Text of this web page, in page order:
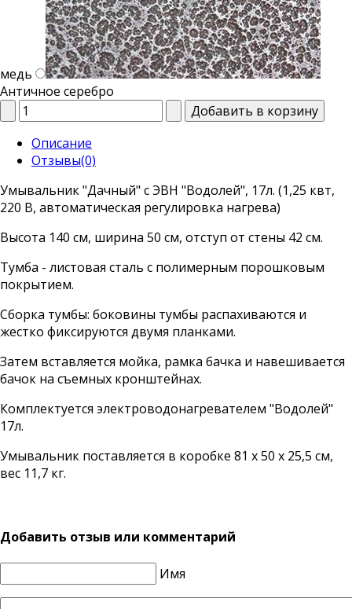
медь
Античное серебро
Описание
Отзывы(0)
Умывальник "Дачный" с ЭВН "Водолей", 17л. (1,25 квт,
220 В, автоматическая регулировка нагрева)
Высота 140 см, ширина 50 см, отступ от стены 42 см.
Тумба - листовая сталь с полимерным порошковым
покрытием.
Сборка тумбы: боковины тумбы распахиваются и
жестко фиксируются двумя планками.
Затем вставляется мойка, рамка бачка и навешивается
бачок на съемных кронштейнах.
Комплектуется электроводонагревателем "Водолей"
17л.
Умывальник поставляется в коробке 81 х 50 х 25,5 см,
вес 11,7 кг.
Добавить отзыв или комментарий
Имя